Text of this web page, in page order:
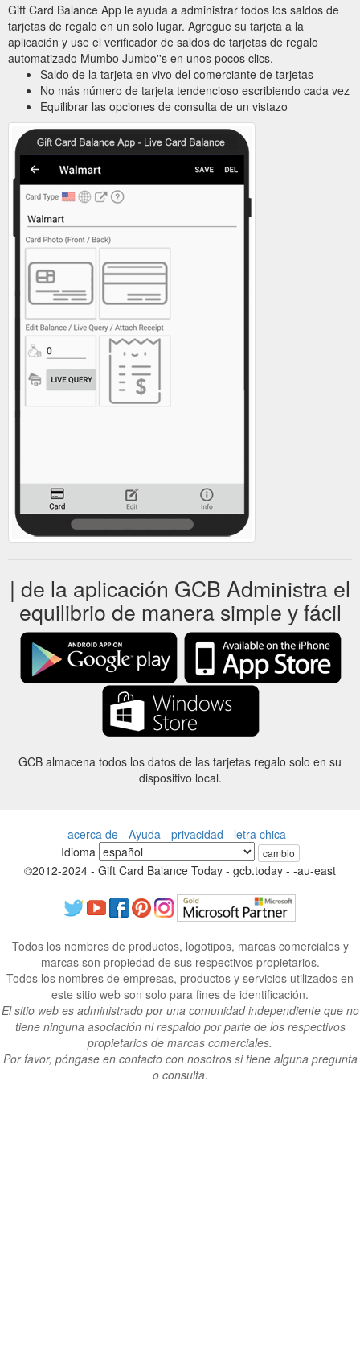
Gift Card Balance App le ayuda a administrar todos los saldos de
tarjetas de regalo en un solo lugar. Agregue su tarjeta a la
aplicación y use el verificador de saldos de tarjetas de regalo
automatizado Mumbo Jumbo''s en unos pocos clics.
Saldo de la tarjeta en vivo del comerciante de tarjetas
No más número de tarjeta tendencioso escribiendo cada vez
Equilibrar las opciones de consulta de un vistazo
| de la aplicación GCB Administra el
equilibrio de manera simple y fácil
GCB almacena todos los datos de las tarjetas regalo solo en su
dispositivo local.
acerca de- Ayuda - privacidad - letra chica -
Idioma
cambio
©2012-2024 - Gift Card Balance Today - gcb.today - -au-east
Todos los nombres de productos, logotipos, marcas comerciales y
marcas son propiedad de sus respectivos propietarios.
Todos los nombres de empresas, productos y servicios utilizados en
este sitio web son solo para fines de identificación.
El sitio web es administrado por una comunidad independiente que no
tiene ninguna asociación ni respaldo por parte de los respectivos
propietarios de marcas comerciales.
Por favor, póngase en contacto con nosotros si tiene alguna pregunta
o consulta.